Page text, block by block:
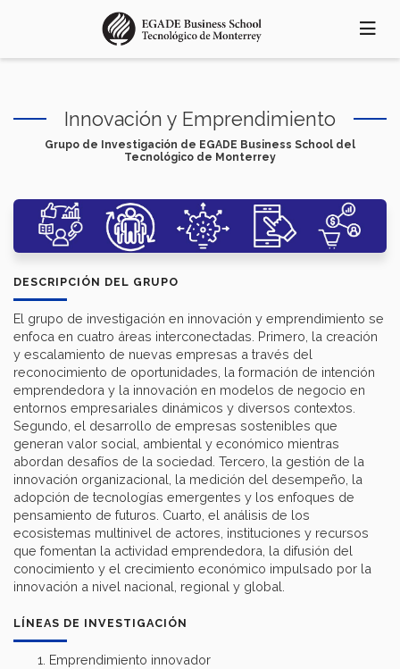
principal
Innovación y Emprendimiento
Grupo de Investigación de EGADE Business School del
Tecnológico de Monterrey
DESCRIPCIÓN DEL GRUPO
El grupo de investigación en innovación y emprendimiento se
enfoca en cuatro áreas interconectadas. Primero, la creación
y escalamiento de nuevas empresas a través del
reconocimiento de oportunidades, la formación de intención
emprendedora y la innovación en modelos de negocio en
entornos empresariales dinámicos y diversos contextos.
Segundo, el desarrollo de empresas sostenibles que
generan valor social, ambiental y económico mientras
abordan desafíos de la sociedad. Tercero, la gestión de la
innovación organizacional, la medición del desempeño, la
adopción de tecnologías emergentes y los enfoques de
pensamiento de futuros. Cuarto, el análisis de los
ecosistemas multinivel de actores, instituciones y recursos
que fomentan la actividad emprendedora, la difusión del
conocimiento y el crecimiento económico impulsado por la
innovación a nivel nacional, regional y global.
LÍNEAS DE INVESTIGACIÓN
Emprendimiento innovador